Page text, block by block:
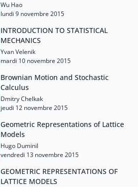
Wu Hao
lundi 9 novembre 2015
INTRODUCTION TO STATISTICAL
MECHANICS
Yvan Velenik
mardi 10 novembre 2015
Brownian Motion and Stochastic
Calculus
Dmitry Chelkak
jeudi 12 novembre 2015
Geometric Representations of Lattice
Models
Hugo Duminil
vendredi 13 novembre 2015
GEOMETRIC REPRESENTATIONS OF
LATTICE MODELS